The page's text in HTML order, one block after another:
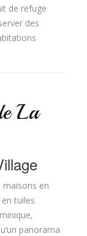
de refuge
des
La
maisons en
tuiles
panorama